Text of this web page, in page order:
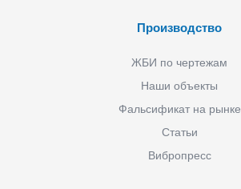
Производство
ЖБИ по чертежам
Наши объекты
Фальсификат на рынке
Статьи
Вибропресс